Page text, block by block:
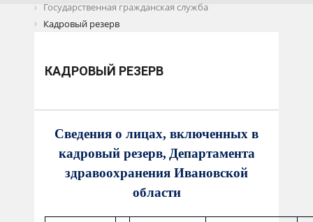
Государственная гражданская служба
Кадровый резерв
КАДРОВЫЙ РЕЗЕРВ
Сведения о лицах, включенных в
кадровый резерв, Департамента
здравоохранения Ивановской
области